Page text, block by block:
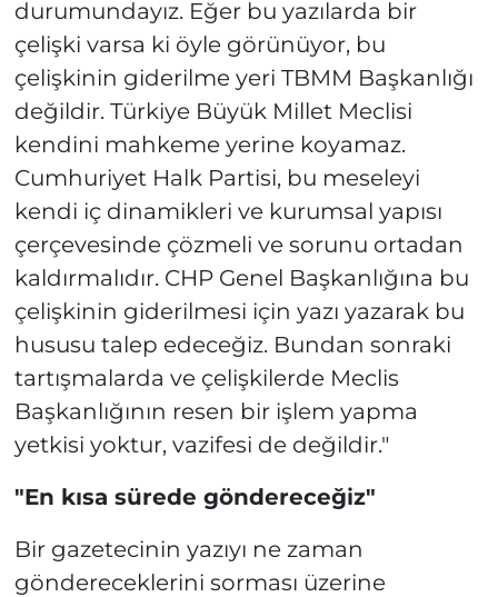
durumundayız. Eğer bu yazılarda bir
çelişki varsa ki öyle görünüyor, bu
çelişkinin giderilme yeri TBMM Başkanlığı
değildir. Türkiye Büyük Millet Meclisi
kendini mahkeme yerine koyamaz.
Cumhuriyet Halk Partisi, bu meseleyi
kendi iç dinamikleri ve kurumsal yapısı
çerçevesinde çözmeli ve sorunu ortadan
kaldırmalıdır. CHP Genel Başkanlığına bu
çelişkinin giderilmesi için yazı yazarak bu
hususu talep edeceğiz. Bundan sonraki
tartışmalarda ve çelişkilerde Meclis
Başkanlığının resen bir işlem yapma
yetkisi yoktur, vazifesi de değildir."
"En kısa sürede göndereceğiz"
Bir gazetecinin yazıyı ne zaman
göndereceklerini sorması üzerine